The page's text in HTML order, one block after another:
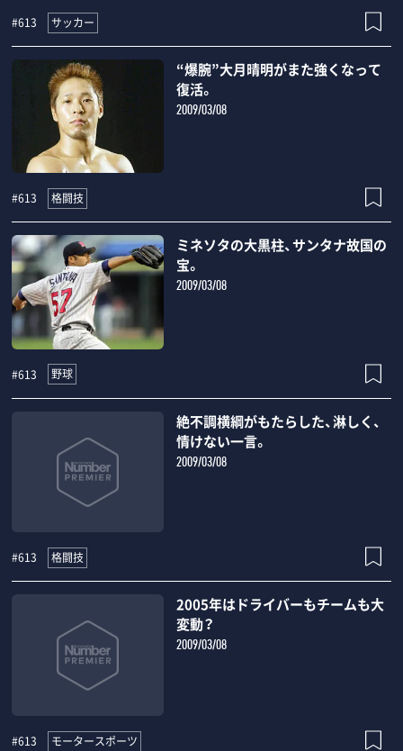
#613 サッカー
“爆腕”大月晴明がまた強くなって
復活。
2009/03/08
#613 格闘技
ミネソタの大黒柱、サンタナ故国の
宝。
2009/03/08
#613 野球
絶不調横綱がもたらした、淋しく、
情けない一言。
2009/03/08
#613 格闘技
2005年はドライバーもチームも大
変動？
2009/03/08
#613 モータースポーツ